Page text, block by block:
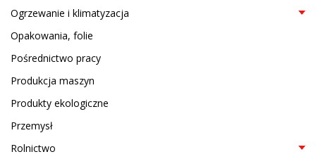
Ogrzewanie i klimatyzacja
Opakowania, folie
Pośrednictwo pracy
Produkcja maszyn
Produkty ekologiczne
Przemysł
Rolnictwo